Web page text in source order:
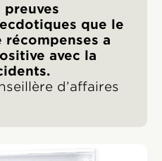
preuves
que le
a
avec la
d’affaires